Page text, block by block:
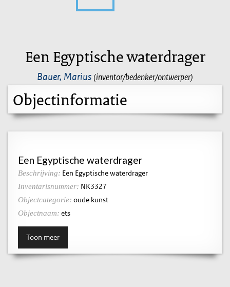
Een Egyptische waterdrager
Bauer, Marius (inventor/bedenker/ontwerper)
Objectinformatie
Een Egyptische waterdrager
Beschrijving: Een Egyptische waterdrager
Inventarisnummer: NK3327
Objectcategorie: oude kunst
Objectnaam: ets
Toon meer